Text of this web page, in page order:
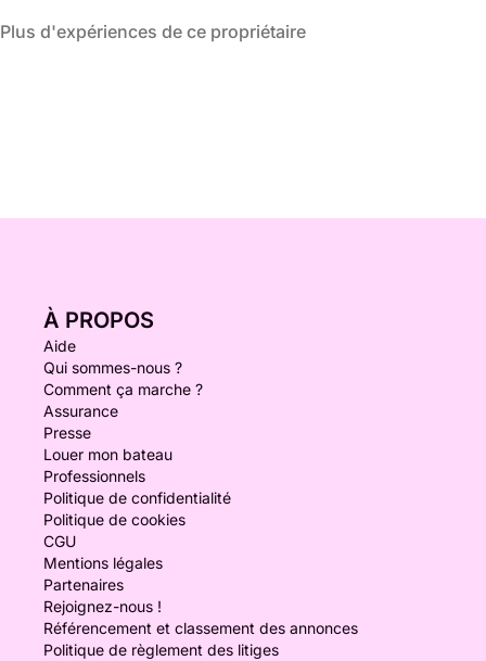
Plus d'expériences de ce propriétaire
À PROPOS
Aide
Qui sommes-nous ?
Comment ça marche ?
Assurance
Presse
Louer mon bateau
Professionnels
Politique de confidentialité
Politique de cookies
CGU
Mentions légales
Partenaires
Rejoignez-nous !
Référencement et classement des annonces
Politique de règlement des litiges